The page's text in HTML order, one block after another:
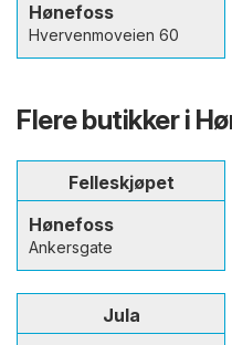
Hønefoss
Hvervenmoveien 60
Flere butikker i
Felleskjøpet
Hønefoss
Ankersgate
Jula